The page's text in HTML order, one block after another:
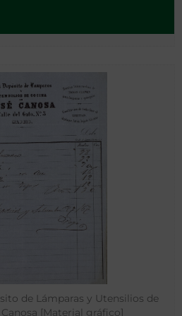
de Lámparas y Utensilios de
[Material gráfico]